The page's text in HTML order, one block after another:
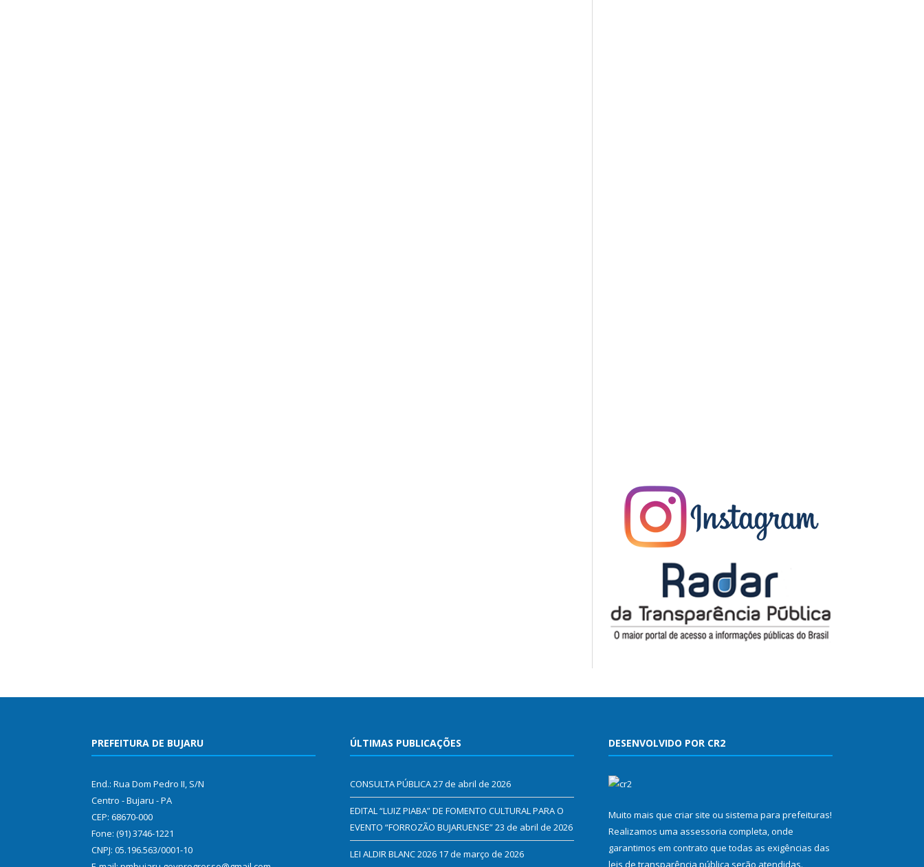
PREFEITURA DE BUJARU
End.: Rua Dom Pedro II, S/N
Centro - Bujaru - PA
CEP: 68670-000
Fone: (91) 3746-1221
CNPJ: 05.196.563/0001-10
ÚLTIMAS PUBLICAÇÕES
CONSULTA PÚBLICA27 de abril de 2026
EDITAL “LUIZ PIABA” DE FOMENTO CULTURAL PARA O
EVENTO “FORROZÃO BUJARUENSE”23 de abril de 2026
LEI ALDIR BLANC 2026 17 de março de 2026
DESENVOLVIDO POR CR2
Muito mais que criar site ou sistema para prefeituras!
Realizamos uma assessoria completa, onde
garantimos em contrato que todas as exigências das
leis de transparência pública serão atendidas.